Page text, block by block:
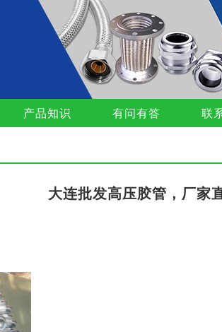
产品知识 有问有答 联
大连批发高压胶管，厂家